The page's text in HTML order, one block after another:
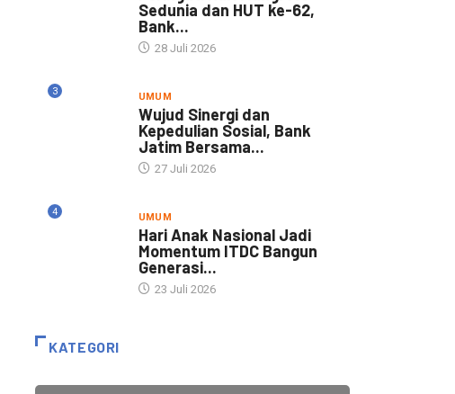
Sedunia dan HUT ke-62,
Bank...
28 Juli 2026
3 UMUM
Wujud Sinergi dan
Kepedulian Sosial, Bank
Jatim Bersama...
27 Juli 2026
4 UMUM
Hari Anak Nasional Jadi
Momentum ITDC Bangun
Generasi...
23 Juli 2026
KATEGORI